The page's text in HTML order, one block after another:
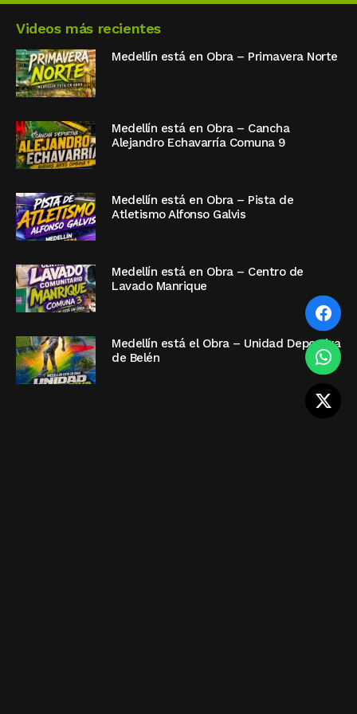
Videos más recientes
Medellín está en Obra – Primavera Norte
Medellín está en Obra – Cancha
Alejandro Echavarría Comuna 9
Medellín está en Obra – Pista de
Atletismo Alfonso Galvis
Medellín está en Obra – Centro de
Lavado Manrique
Medellín está el Obra – Unidad Deportiva
de Belén